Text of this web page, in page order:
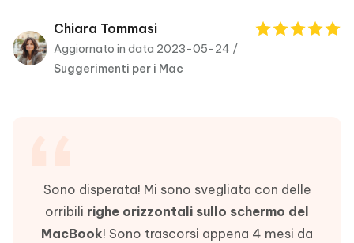
PDNob
PDF
Editor
New
Chiara Tommasi
Aggiornato in data 2023-05-24 /
Suggerimenti per i Mac
Sono disperata! Mi sono svegliata con delle
orribili righe orizzontali sullo schermo del
MacBook! Sono trascorsi appena 4 mesi da